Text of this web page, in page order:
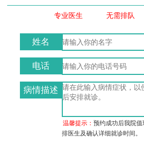
专业医生 无需排队
姓名
电话
病情描述
温馨提示：预约成功后我院
排医生及确认详细就诊时间。